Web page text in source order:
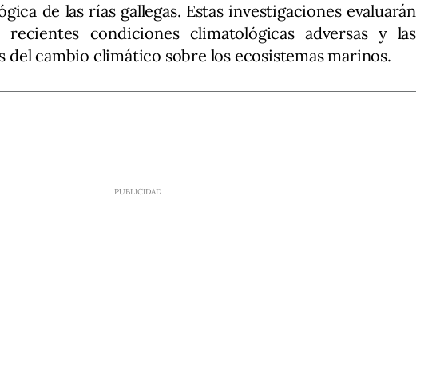
de las rías gallegas. Estas investigaciones evaluarán
condiciones climatológicas adversas y las
del cambio climático sobre los ecosistemas marinos.